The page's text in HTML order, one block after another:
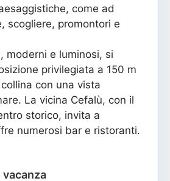
come ad
scogliere, promontori e
moderni e luminosi, si
privilegiata a 150 m
con una vista
La vicina Cefalù, con il
storico, invita a
numerosi bar e ristoranti.
vacanza